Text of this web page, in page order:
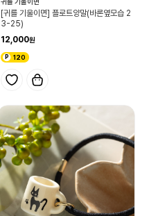
[귀를 기울이면] 플로트양말(바론옆모습 2
3-25)
12,000
120